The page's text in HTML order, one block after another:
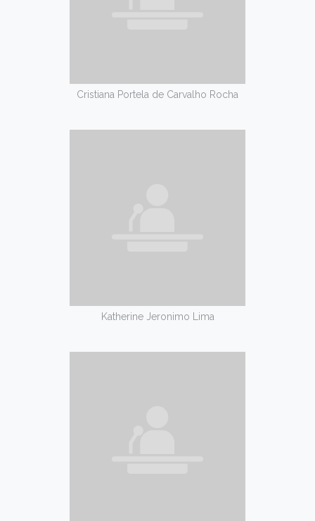
Cristiana Portela de Carvalho Rocha
Katherine Jeronimo Lima